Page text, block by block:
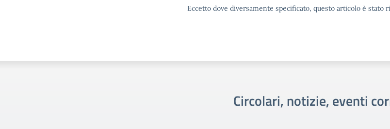
Eccetto dove diversamente specificato, questo articolo è
Circolari, notizie, eventi